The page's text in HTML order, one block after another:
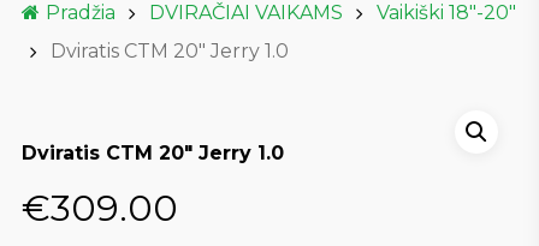
Pradžia DVIRAČIAI VAIKAMS
Vaikiški 18"-20"
Dviratis CTM 20″ Jerry 1.0
Dviratis CTM 20″ Jerry 1.0
€309.00